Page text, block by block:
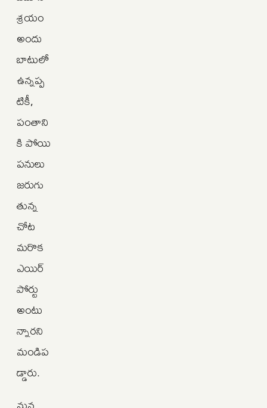
శ్రయం
అందు
బాటులో
ఉన్నప్ప
టికీ,
పంతాని
కి పోయి
పనులు
జరుగు
తున్న
చోట
మరొక
ఎయిర్‌
పోర్టు
అంటు
న్నారని
మండిప
డ్డారు.